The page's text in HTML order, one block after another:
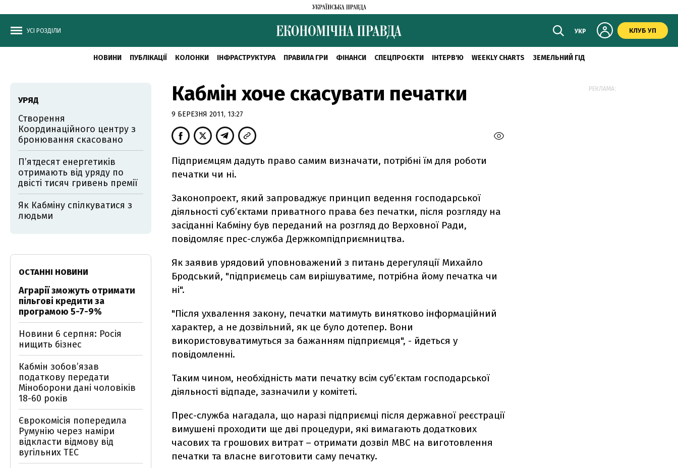
УСІ РОЗДІЛИ УКР КЛУБ УП
НОВИНИ ПУБЛІКАЦІЇ КОЛОНКИ ІНФРАСТРУКТУРА ПРАВИЛА ГРИ ФІНАНСИ СПЕЦПРОЄКТИ ІНТЕРВ'Ю WEEKLY CHARTS ЗЕМЕЛЬНИЙ ГІД
Кабмін хоче скасувати печатки
9 БЕРЕЗНЯ 2011, 13:27
Підприємцям дадуть право самим визначати, потрібні їм для роботи
печатки чи ні.
Законопроект, який запроваджує принцип ведення господарської
діяльності суб’єктами приватного права без печатки, після розгляду на
засіданні Кабміну був переданий на розгляд до Верховної Ради,
повідомляє прес-служба Держкомпідприємництва.
Як заявив урядовий уповноважений з питань дерегуляції Михайло
Бродський, "підприємець сам вирішуватиме, потрібна йому печатка чи
ні".
"Після ухвалення закону, печатки матимуть винятково інформаційний
характер, а не дозвільний, як це було дотепер. Вони
використовуватимуться за бажанням підприємця", - йдеться у
повідомленні.
Таким чином, необхідність мати печатку всім суб’єктам господарської
діяльності відпаде, зазначили у комітеті.
Прес-служба нагадала, що наразі підприємці після державної реєстрації
вимушені проходити ще дві процедури, які вимагають додаткових
часових та грошових витрат – отримати дозвіл МВС на виготовлення
печатки та власне виготовити саму печатку.
УРЯД
Створення
Координаційного центру з
бронювання скасовано
П’ятдесят енергетиків
отримають від уряду по
двісті тисяч гривень премії
Як Кабміну спілкуватися з
людьми
ОСТАННІ НОВИНИ
Аграрії зможуть отримати
пільгові кредити за
програмою 5-7-9%
Новини 6 серпня: Росія
нищить бізнес
Кабмін зобовʼязав
податкову передати
Міноборони дані чоловіків
18-60 років
Єврокомісія попередила
Румунію через наміри
відкласти відмову від
вугільних ТЕС
РЕКЛАМА: